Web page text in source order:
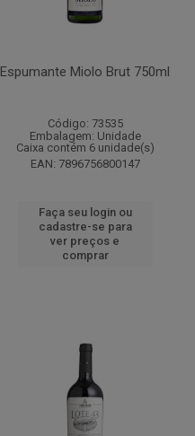
Espumante Miolo Brut 750ml
Código: 73535
Embalagem: Unidade
Caixa contém 6 unidade(s)
EAN: 7896756800147
Faça seu login ou
cadastre-se para
ver preços e
comprar